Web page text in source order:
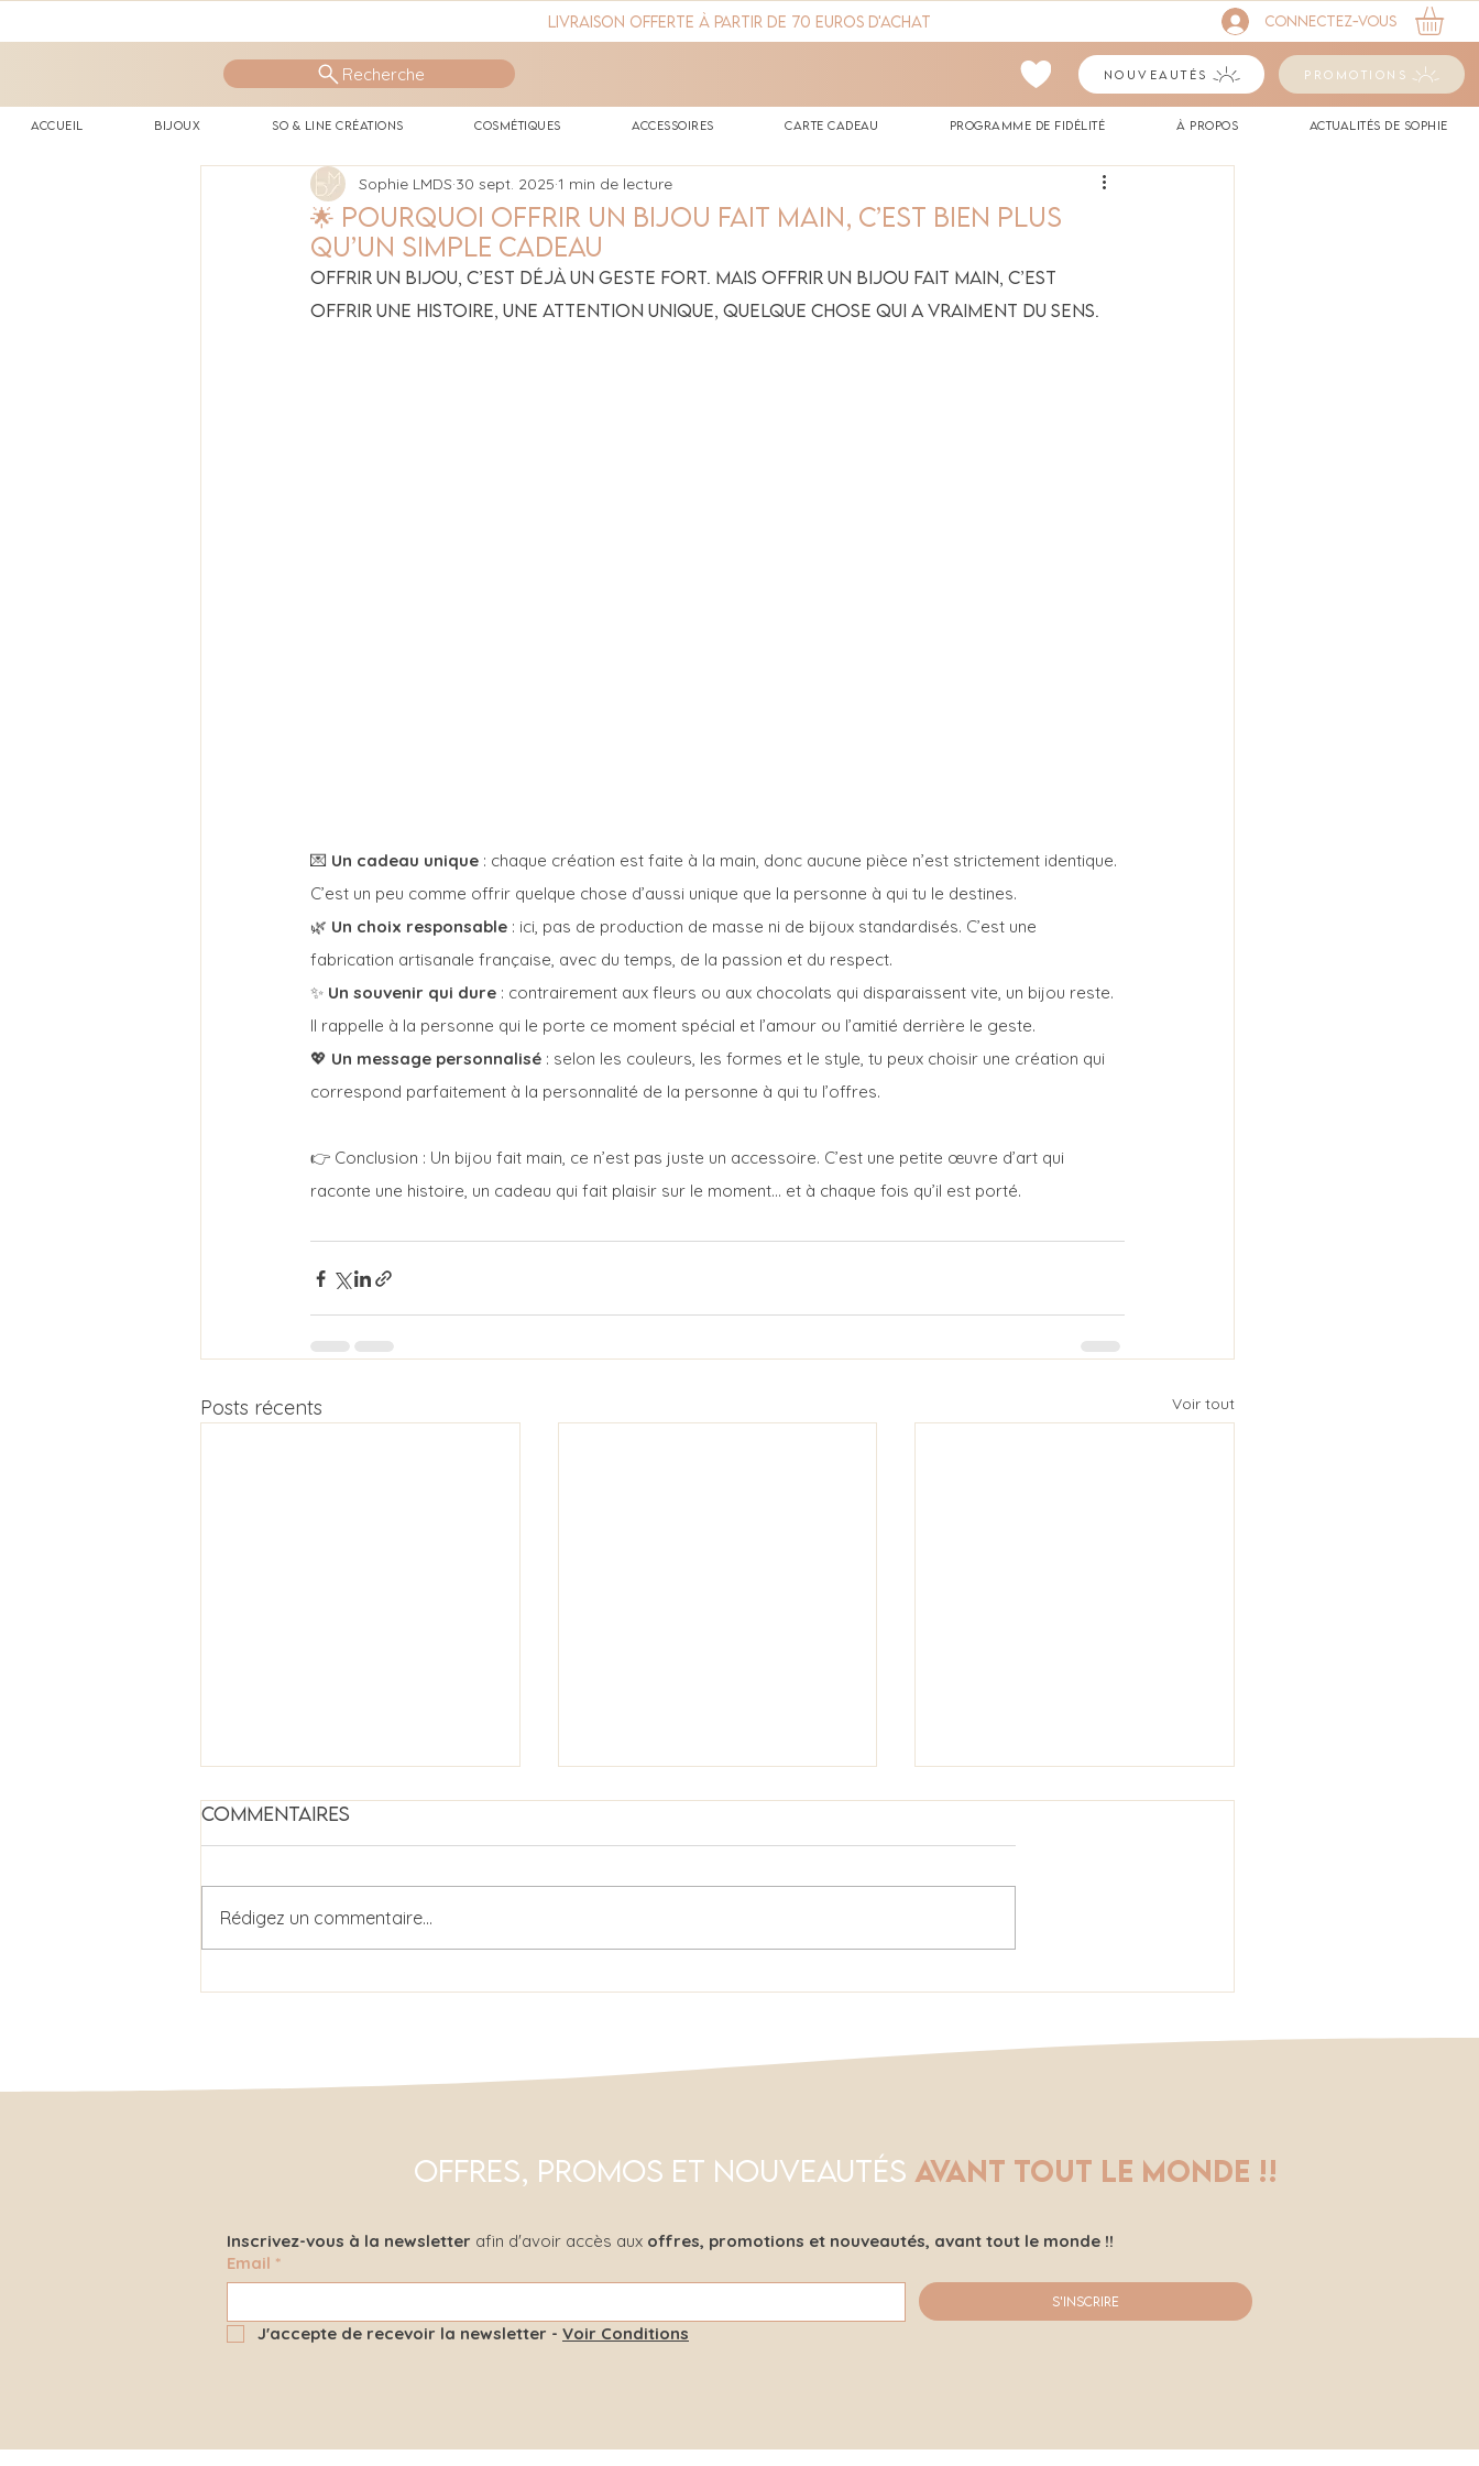
Connectez-vous
Livraison offerte à partir de 70 euros d'achat
Recherche Nouveautés Promotions
Accueil Bijoux So & Line Créations Cosmétiques Accessoires Carte cadeau Programme de fidélité à propos Actualités de Sophie
🌟 Pourquoi offrir un bijou fait main, c’est bien plus
qu’un simple cadeau
Sophie LMDS 30 sept. 2025 1 min de lecture
Offrir un bijou, c’est déjà un geste fort. Mais offrir un bijou fait main, c’est
offrir une histoire, une attention unique, quelque chose qui a vraiment du sens.
💌 Un cadeau unique : chaque création est faite à la main, donc aucune pièce n’est strictement identique.
C’est un peu comme offrir quelque chose d’aussi unique que la personne à qui tu le destines.
🌿 Un choix responsable : ici, pas de production de masse ni de bijoux standardisés. C’est une
fabrication artisanale française, avec du temps, de la passion et du respect.
✨ Un souvenir qui dure : contrairement aux fleurs ou aux chocolats qui disparaissent vite, un bijou reste.
Il rappelle à la personne qui le porte ce moment spécial et l’amour ou l’amitié derrière le geste.
💖 Un message personnalisé : selon les couleurs, les formes et le style, tu peux choisir une création qui
correspond parfaitement à la personnalité de la personne à qui tu l’offres.
👉 Conclusion : Un bijou fait main, ce n’est pas juste un accessoire. C’est une petite œuvre d’art qui
raconte une histoire, un cadeau qui fait plaisir sur le moment… et à chaque fois qu’il est porté.
Posts récents Voir tout
à petit prix
designs éclatants
2026 : couleurs vives
Commentaires
Rédigez un commentaire...
Offres, Promos et Nouveautés avant tout le monde !!
Inscrivez-vous à la newsletter afin d'avoir accès aux offres, promotions et nouveautés, avant tout le monde !!
Email *
S'inscrire
J'accepte de recevoir la newsletter - Voir Conditions